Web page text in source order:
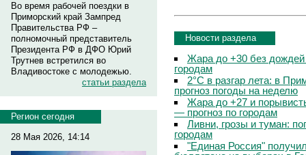
Во время рабочей поездки в
Приморский край Зампред
Правительства РФ –
полномочный представитель
Президента РФ в ДФО Юрий
Трутнев встретился во
Владивостоке с молодежью.
статьи раздела
Регион сегодня
28 Мая 2026, 14:14
Новости раздела
Жара до +30 без
городам
2°C в разгар лета: в
прогноз погоды на неделю
Жара до +27 и
— прогноз по городам
Ливни, грозы и туман:
городам
"Единая Россия"